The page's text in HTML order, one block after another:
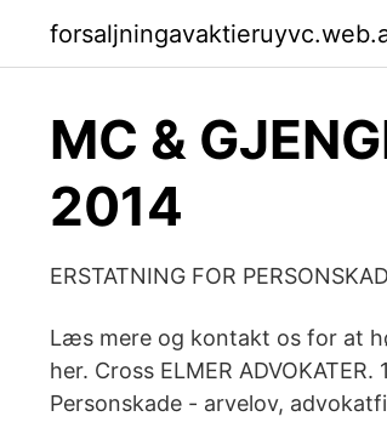
MC &
2014
ERSTATNING FOR
Læs mere og kontakt os for at
her. Cross ELMER
Personskade - arvelov,